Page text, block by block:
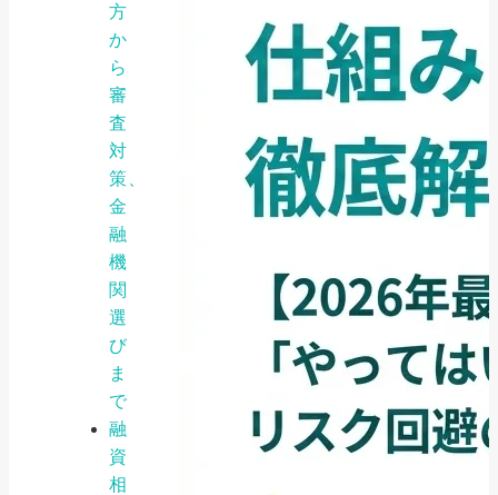
方
か
ら
審
査
対
策、
金
融
機
関
選
び
ま
で
融
資
相